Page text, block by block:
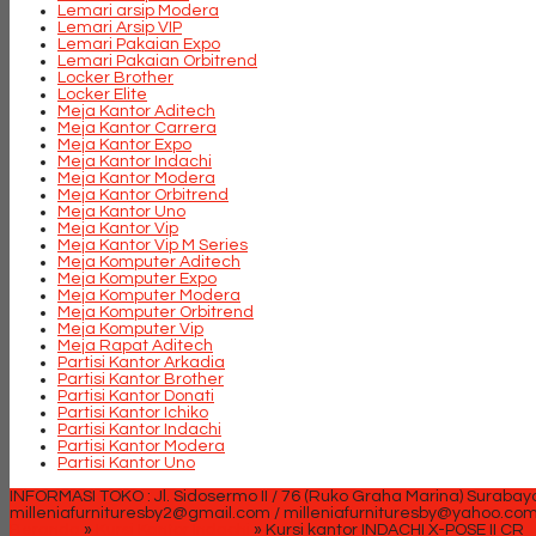
Lemari arsip Modera
Lemari Arsip VIP
Lemari Pakaian Expo
Lemari Pakaian Orbitrend
Locker Brother
Locker Elite
Meja Kantor Aditech
Meja Kantor Carrera
Meja Kantor Expo
Meja Kantor Indachi
Meja Kantor Modera
Meja Kantor Orbitrend
Meja Kantor Uno
Meja Kantor Vip
Meja Kantor Vip M Series
Meja Komputer Aditech
Meja Komputer Expo
Meja Komputer Modera
Meja Komputer Orbitrend
Meja Komputer Vip
Meja Rapat Aditech
Partisi Kantor Arkadia
Partisi Kantor Brother
Partisi Kantor Donati
Partisi Kantor Ichiko
Partisi Kantor Indachi
Partisi Kantor Modera
Partisi Kantor Uno
INFORMASI TOKO : Jl. Sidosermo II / 76 (Ruko Graha Marina)
milleniafurnituresby2@gmail.com / milleniafurnituresby@yahoo.com
» » Kursi kantor INDACHI X-POSE II CR